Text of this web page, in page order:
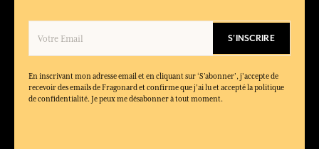
S'INSCRIRE
En inscrivant mon adresse email et en cliquant sur ‘S’abonner’, j'accepte de
recevoir des emails de Fragonard et confirme que j'ai lu et accepté la politique
de confidentialité. Je peux me désabonner à tout moment.